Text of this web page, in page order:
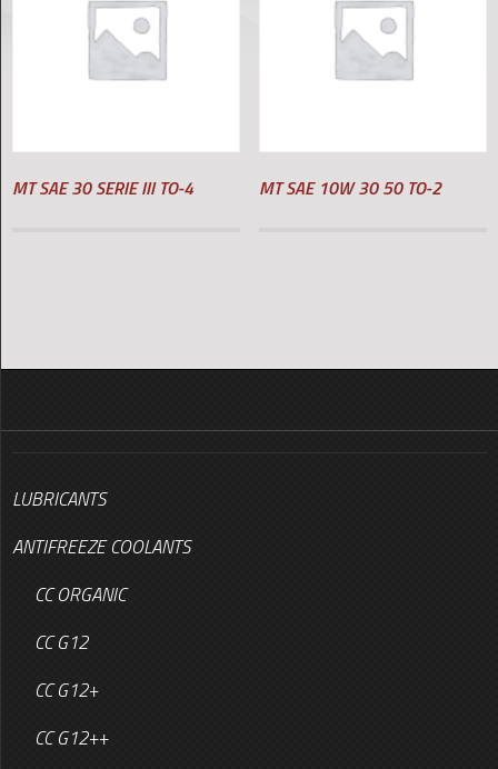
MT SAE 30 SERIE III TO-4 MT SAE 10W 30 50 TO-2
LUBRICANTS
ANTIFREEZE COOLANTS
CC ORGANIC
CC G12
CC G12+
CC G12++